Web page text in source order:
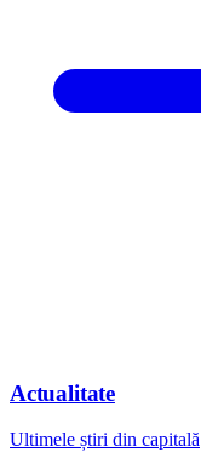
Actualitate
Ultimele știri din capitală